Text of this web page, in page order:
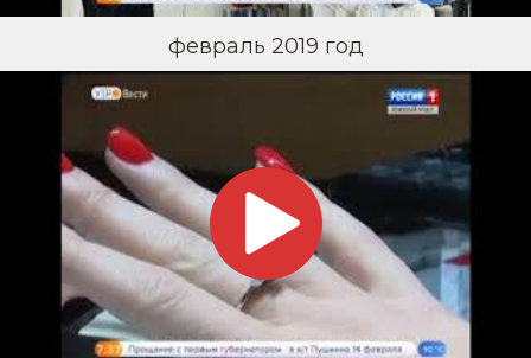
февраль 2019 год